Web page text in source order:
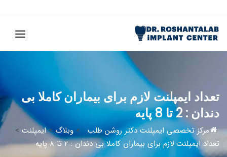
تعداد ایمپلنت لازم برای بیماران کاملا بی
دندان : 2 تا 8 پایه
مرکز تخصصی ایمپلنت دکتر روشن طلب >وبلاگ>ایمپلنت >
تعداد ایمپلنت لازم برای بیماران کاملا بی دندان : 2 تا 8 پایه